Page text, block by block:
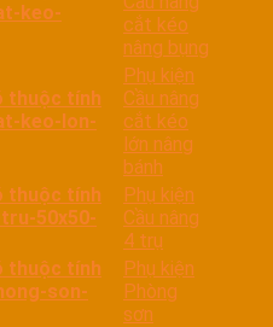
cắt kéo
nâng bụng
Phụ kiện
Cầu nâng
cắt kéo
lớn nâng
bánh
Phụ kiện
Cầu nâng
4 trụ
Phụ kiện
Phòng
sơn